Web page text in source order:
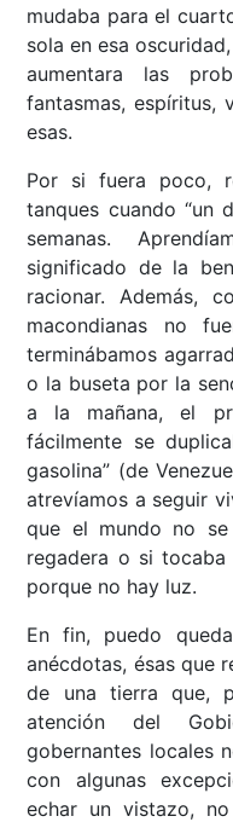
mudaba para el
sola en esa
aumentara las
fantasmas, espíritus,
esas.
Por si fuera poco,
tanques cuando “un
semanas.
significado de la
racionar. Además,
macondianas no
terminábamos
o la buseta por la
a la mañana, el
fácilmente se
gasolina” (de
atrevíamos a seguir
que el mundo no
regadera o si
porque no hay luz.
En fin, puedo
anécdotas, ésas que
de una tierra que,
atención del
gobernantes locales
con algunas
echar un vistazo,